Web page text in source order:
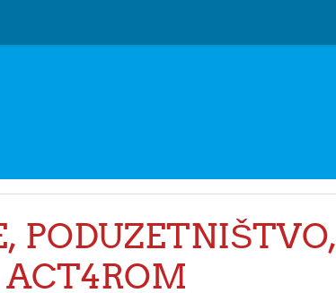
PODUZETNIŠTVO,
ACT4ROM